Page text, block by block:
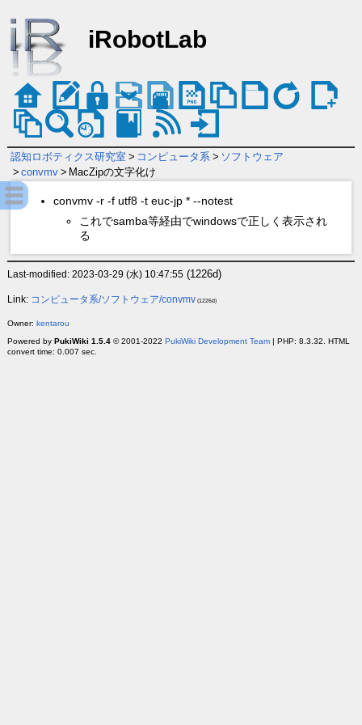
iRobotLab
認知ロボティクス研究室 > コンピュータ系 > ソフトウェア
> convmv > MacZipの文字化け
convmv -r -f utf8 -t euc-jp * --notest
これでsamba等経由でwindowsで正しく表示され
る
Last-modified: 2023-03-29 (水) 10:47:55(1226d)
Link: コンピュータ系/ソフトウェア/convmv(1226d)
Owner: kentarou
Powered by PukiWiki 1.5.4© 2001-2022 PukiWiki Development Team| PHP: 8.3.32. HTML
convert time: 0.007 sec.